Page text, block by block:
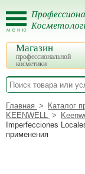
Магазин
профессиональной
косметики
Главная Каталог
KEENWELL
Imperfecciones
применения